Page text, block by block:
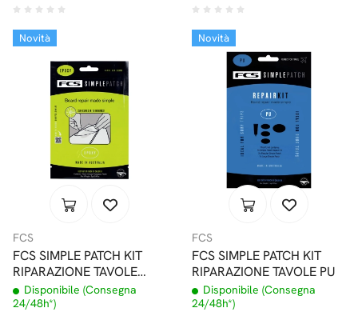
Novità
FCS
FCS SIMPLE PATCH KIT
RIPARAZIONE TAVOLE
EPOXY LARGE
Disponibile (Consegna
24/48h*)
Novità
FCS
FCS SIMPLE PATCH KIT
RIPARAZIONE TAVOLE PU
Disponibile (Consegna
24/48h*)